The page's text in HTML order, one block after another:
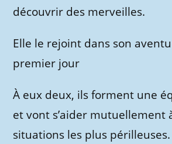
découvrir des merveilles.
Elle le rejoint dans son
premier jour
À eux deux, ils forment une
et vont s’aider mutuellement
situations les plus périlleuses.